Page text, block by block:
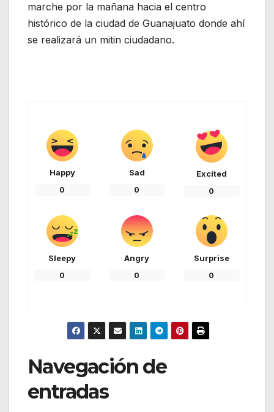
marche por la mañana hacia el centro
histórico de la ciudad de Guanajuato donde ahí
se realizará un mitin ciudadano.
Happy
0
Sad
0
Excited
0
Sleepy
0
Angry
0
Surprise
0
Navegación de
entradas